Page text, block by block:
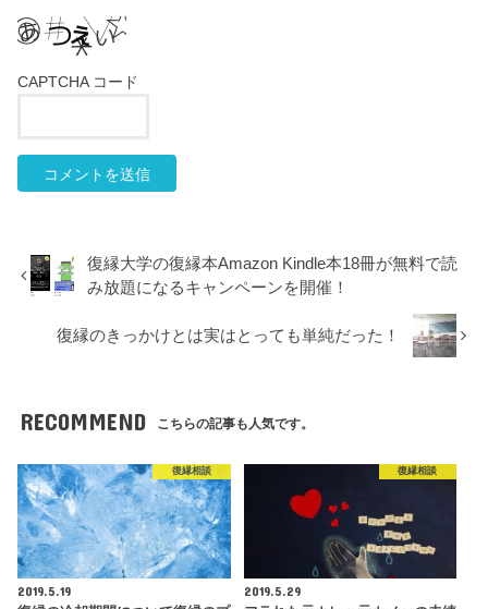
CAPTCHA コード
復縁大学の復縁本Amazon Kindle本18冊が無料で読
み放題になるキャンペーンを開催！
復縁のきっかけとは実はとっても単純だった！
RECOMMEND こちらの記事も人気です。
復縁相談
2019.5.19
復縁相談
2019.5.29